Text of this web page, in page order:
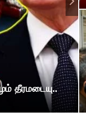
தீரமடையு..